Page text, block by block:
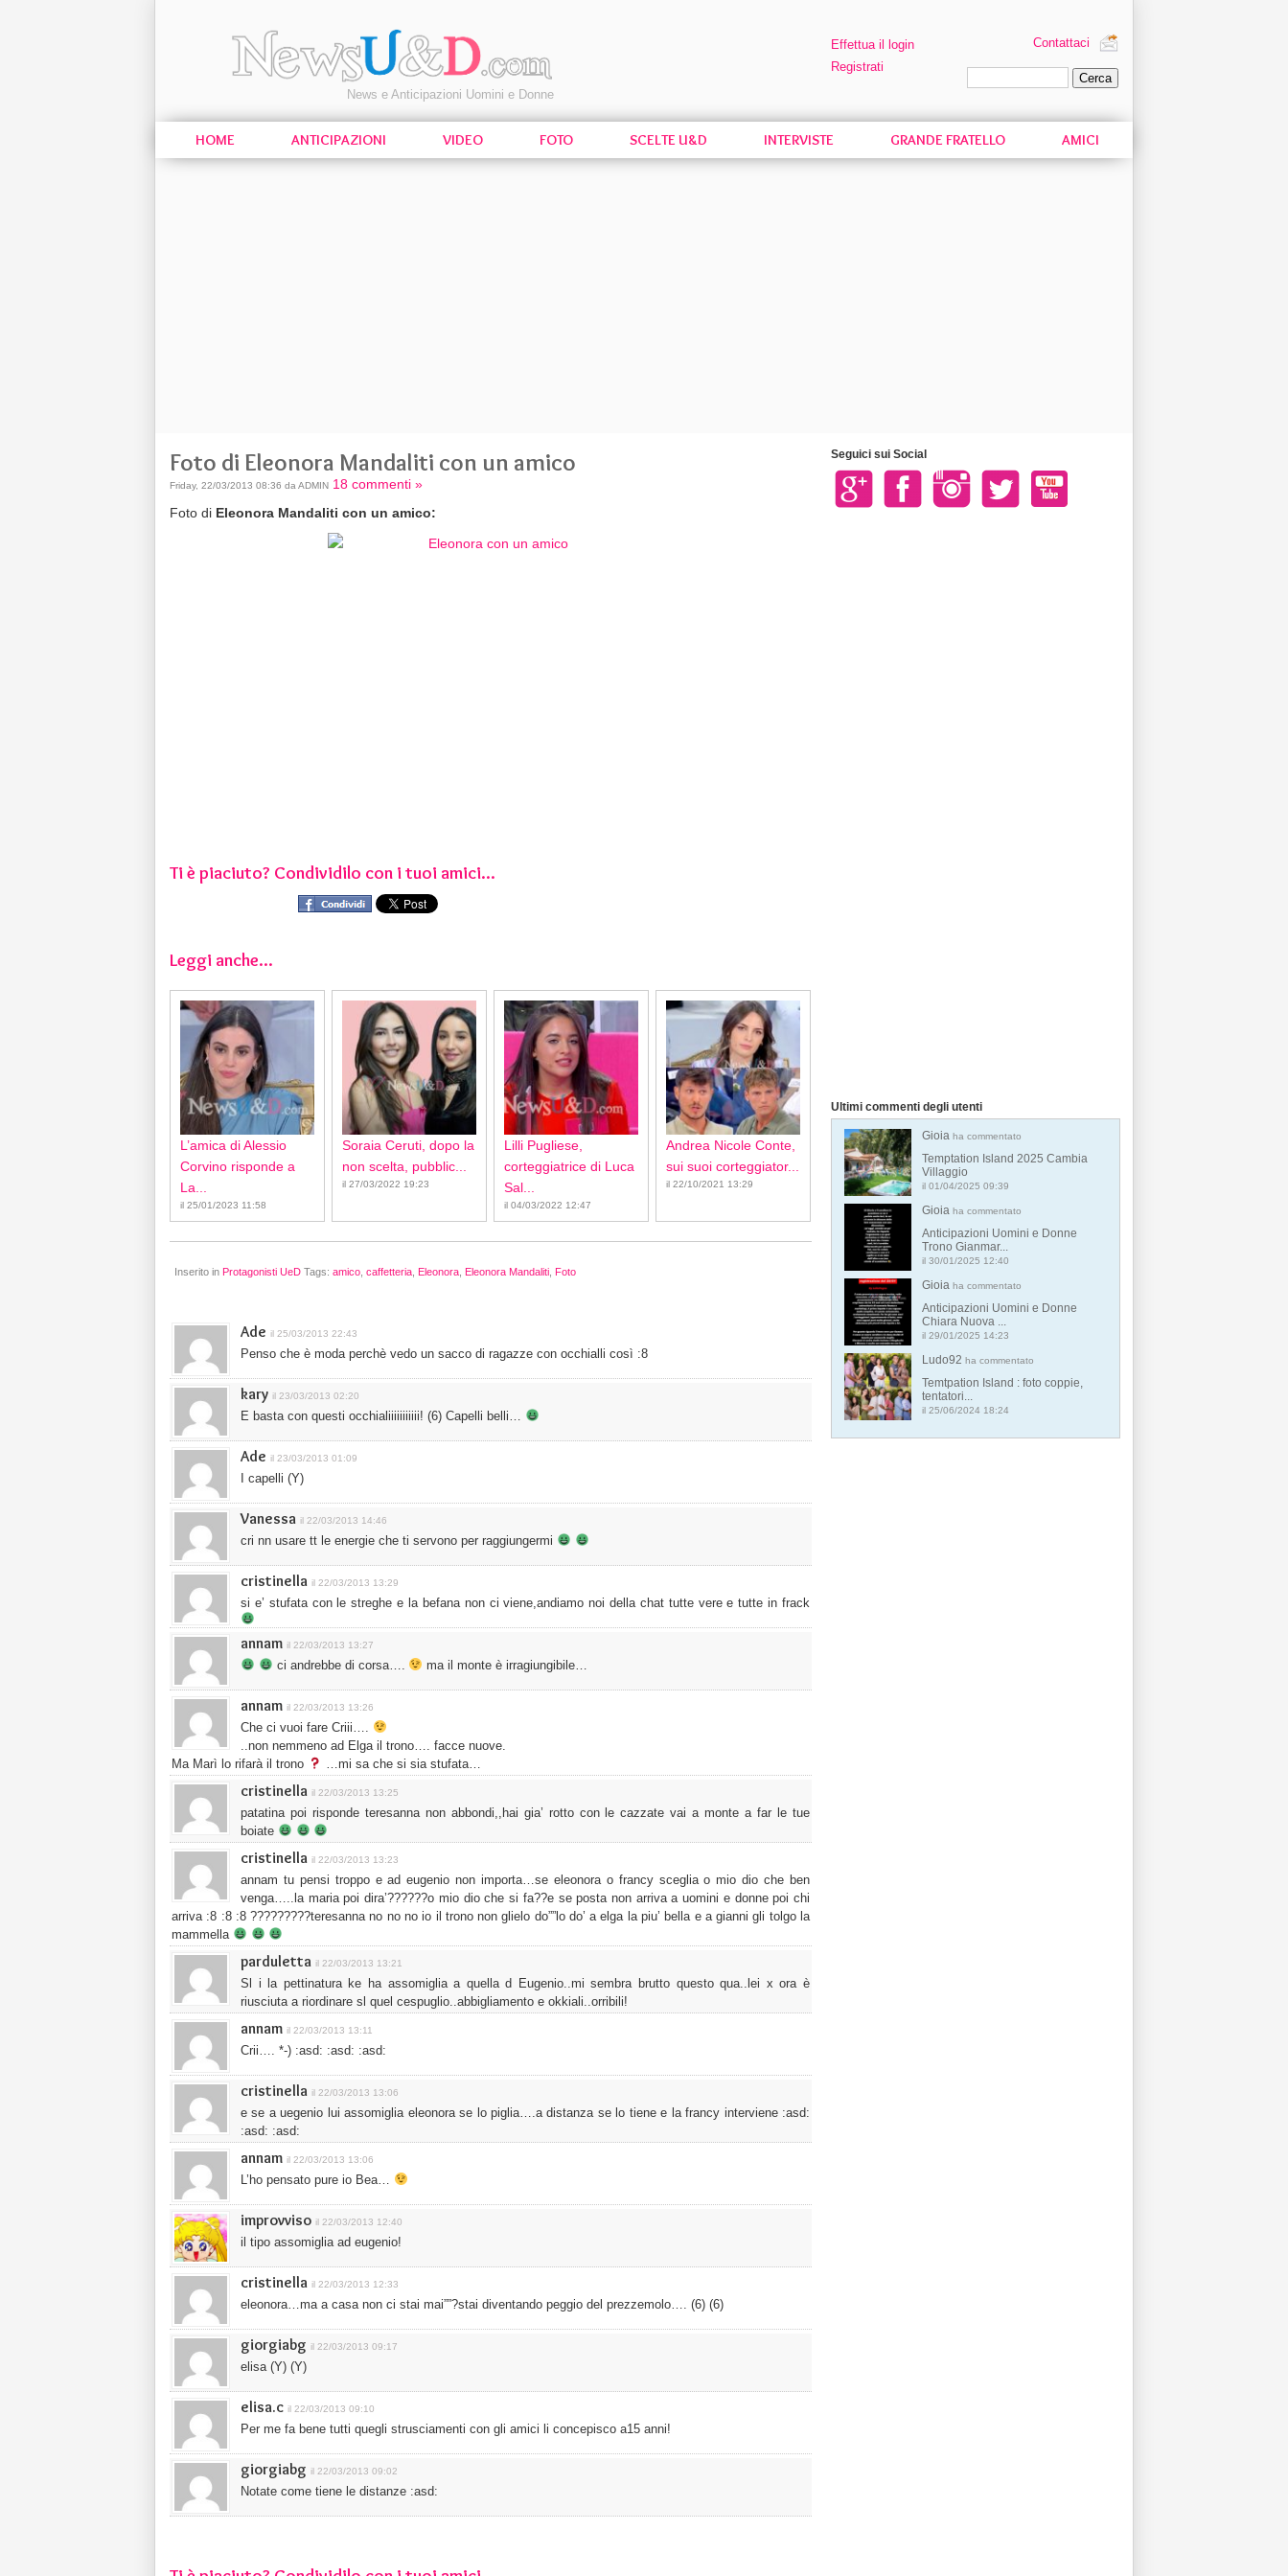
News e Anticipazioni Uomini e Donne
Effettua il login
Registrati
Contattaci
HOME ANTICIPAZIONI VIDEO FOTO SCELTE U&D INTERVISTE GRANDE FRATELLO AMICI
Foto di Eleonora Mandaliti con un amico
Friday, 22/03/2013 08:36 da ADMIN 18 commenti »
Foto di Eleonora Mandaliti con un amico:
Ti è piaciuto? Condividilo con i tuoi amici...
Leggi anche...
L’amica di Alessio
Corvino risponde a
La...
il 25/01/2023 11:58
Soraia Ceruti, dopo la
non scelta, pubblic...
il 27/03/2022 19:23
Lilli Pugliese,
corteggiatrice di Luca
Sal...
il 04/03/2022 12:47
Andrea Nicole Conte,
sui suoi corteggiator...
il 22/10/2021 13:29
Inserito in Protagonisti UeD Tags: amico caffetteria Eleonora Eleonora Mandaliti Foto
Ade il 25/03/2013 22:43
Penso che è moda perchè vedo un sacco di ragazze con occhialli così :8
kary il 23/03/2013 02:20
E basta con questi occhialiiiiiiiiiii! (6) Capelli belli…
Ade il 23/03/2013 01:09
I capelli (Y)
Vanessa il 22/03/2013 14:46
cri nn usare tt le energie che ti servono per raggiungermi
cristinella il 22/03/2013 13:29
si e’ stufata con le streghe e la befana non ci viene,andiamo noi della chat tutte vere e tutte in frack
annam il 22/03/2013 13:27
ci andrebbe di corsa…. ma il monte è irragiungibile…
annam il 22/03/2013 13:26
Che ci vuoi fare Criii….
..non nemmeno ad Elga il trono…. facce nuove.
Ma Marì lo rifarà il trono
…mi sa che si sia stufata…
cristinella il 22/03/2013 13:25
patatina poi risponde teresanna non abbondi,,hai gia’ rotto con le cazzate vai a monte a far le tue
boiate
cristinella il 22/03/2013 13:23
annam tu pensi troppo e ad eugenio non importa…se eleonora o francy sceglia o mio dio che ben
venga…..la maria poi dira’??????o mio dio che si fa??e se posta non arriva a uomini e donne poi chi
arriva :8 :8 :8 ?????????teresanna no no no io il trono non glielo do””lo do’ a elga la piu’ bella e a gianni gli tolgo la
mammella
parduletta il 22/03/2013 13:21
Sl i la pettinatura ke ha assomiglia a quella d Eugenio..mi sembra brutto questo qua..lei x ora è
riusciuta a riordinare sl quel cespuglio..abbigliamento e okkiali..orribili!
annam il 22/03/2013 13:11
Crii…. *-) :asd: :asd: :asd:
cristinella il 22/03/2013 13:06
e se a uegenio lui assomiglia eleonora se lo piglia….a distanza se lo tiene e la francy interviene :asd:
:asd: :asd:
annam il 22/03/2013 13:06
L’ho pensato pure io Bea…
improvviso il 22/03/2013 12:40
il tipo assomiglia ad eugenio!
cristinella il 22/03/2013 12:33
eleonora…ma a casa non ci stai mai””?stai diventando peggio del prezzemolo…. (6) (6)
giorgiabg il 22/03/2013 09:17
elisa (Y) (Y)
elisa.c il 22/03/2013 09:10
Per me fa bene tutti quegli strusciamenti con gli amici li concepisco a15 anni!
giorgiabg il 22/03/2013 09:02
Notate come tiene le distanze :asd:
Seguici sui Social
Ultimi commenti degli utenti
Gioia ha commentato
Temptation Island 2025 Cambia
Villaggio
il 01/04/2025 09:39
Gioia ha commentato
Anticipazioni Uomini e Donne
Trono Gianmar...
il 30/01/2025 12:40
Gioia ha commentato
Anticipazioni Uomini e Donne
Chiara Nuova ...
il 29/01/2025 14:23
Ludo92 ha commentato
Temtpation Island : foto coppie,
tentatori...
il 25/06/2024 18:24